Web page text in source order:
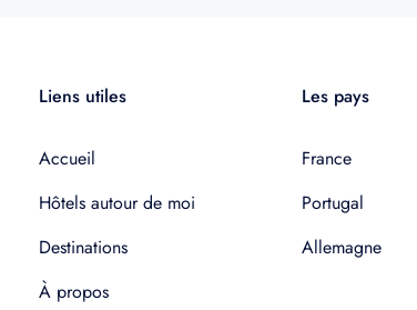
Liens utiles
Accueil
Hôtels autour de moi
Destinations
À propos
Les pays
France
Portugal
Allemagne